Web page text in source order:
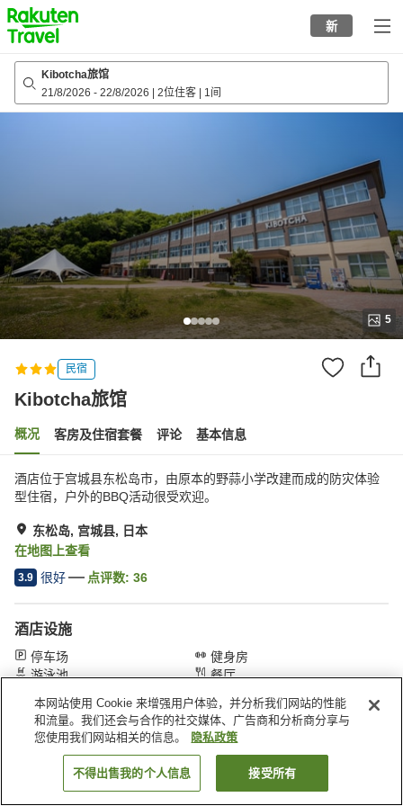
to
top
page
新
Kibotcha旅馆
21/8/2026 - 22/8/2026 2位住客 1间
5
民宿
Kibotcha旅馆
概况 客房及住宿套餐 评论 基本信息
酒店位于宫城县东松岛市，由原本的野蒜小学改建而成的防灾体验
型住宿，户外的BBQ活动很受欢迎。
东松岛, 宫城县, 日本
在地图上查看
3.9 很好 点评数: 36
酒店设施
停车场
健身房
游泳池
餐厅
首页 日本 宫城县 东松岛 Kibotcha旅馆
搜索客房
本网站使用 Cookie 来增强用户体验，并分析我们网站的性能
和流量。我们还会与合作的社交媒体、广告商和分析商分享与
您使用我们网站相关的信息。
隐私政策
不得出售我的个人信息 接受所有